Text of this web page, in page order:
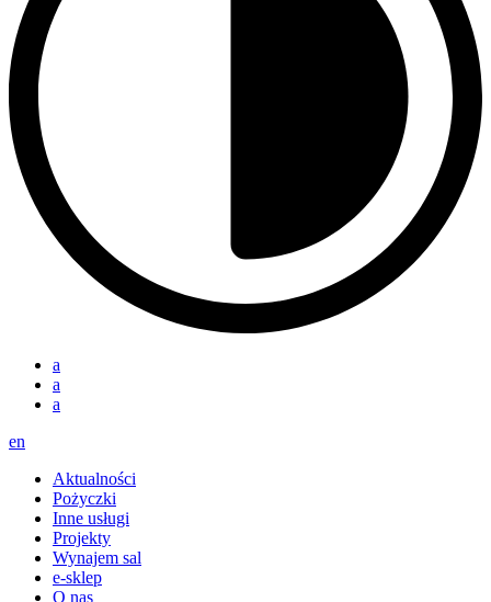
a
a
a
en
Aktualności
Pożyczki
Inne usługi
Projekty
Wynajem sal
e-sklep
O nas